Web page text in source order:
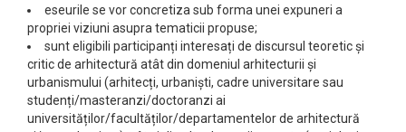
eseurile se vor concretiza sub forma unei expuneri a
propriei viziuni asupra tematicii propuse;
sunt eligibili participanți interesați de discursul teoretic și
critic de arhitectură atât din domeniul arhitecturii și
urbanismului (arhitecți, urbaniști, cadre universitare sau
studenți/masteranzi/doctoranzi ai
universităților/facultăților/departamentelor de arhitectură